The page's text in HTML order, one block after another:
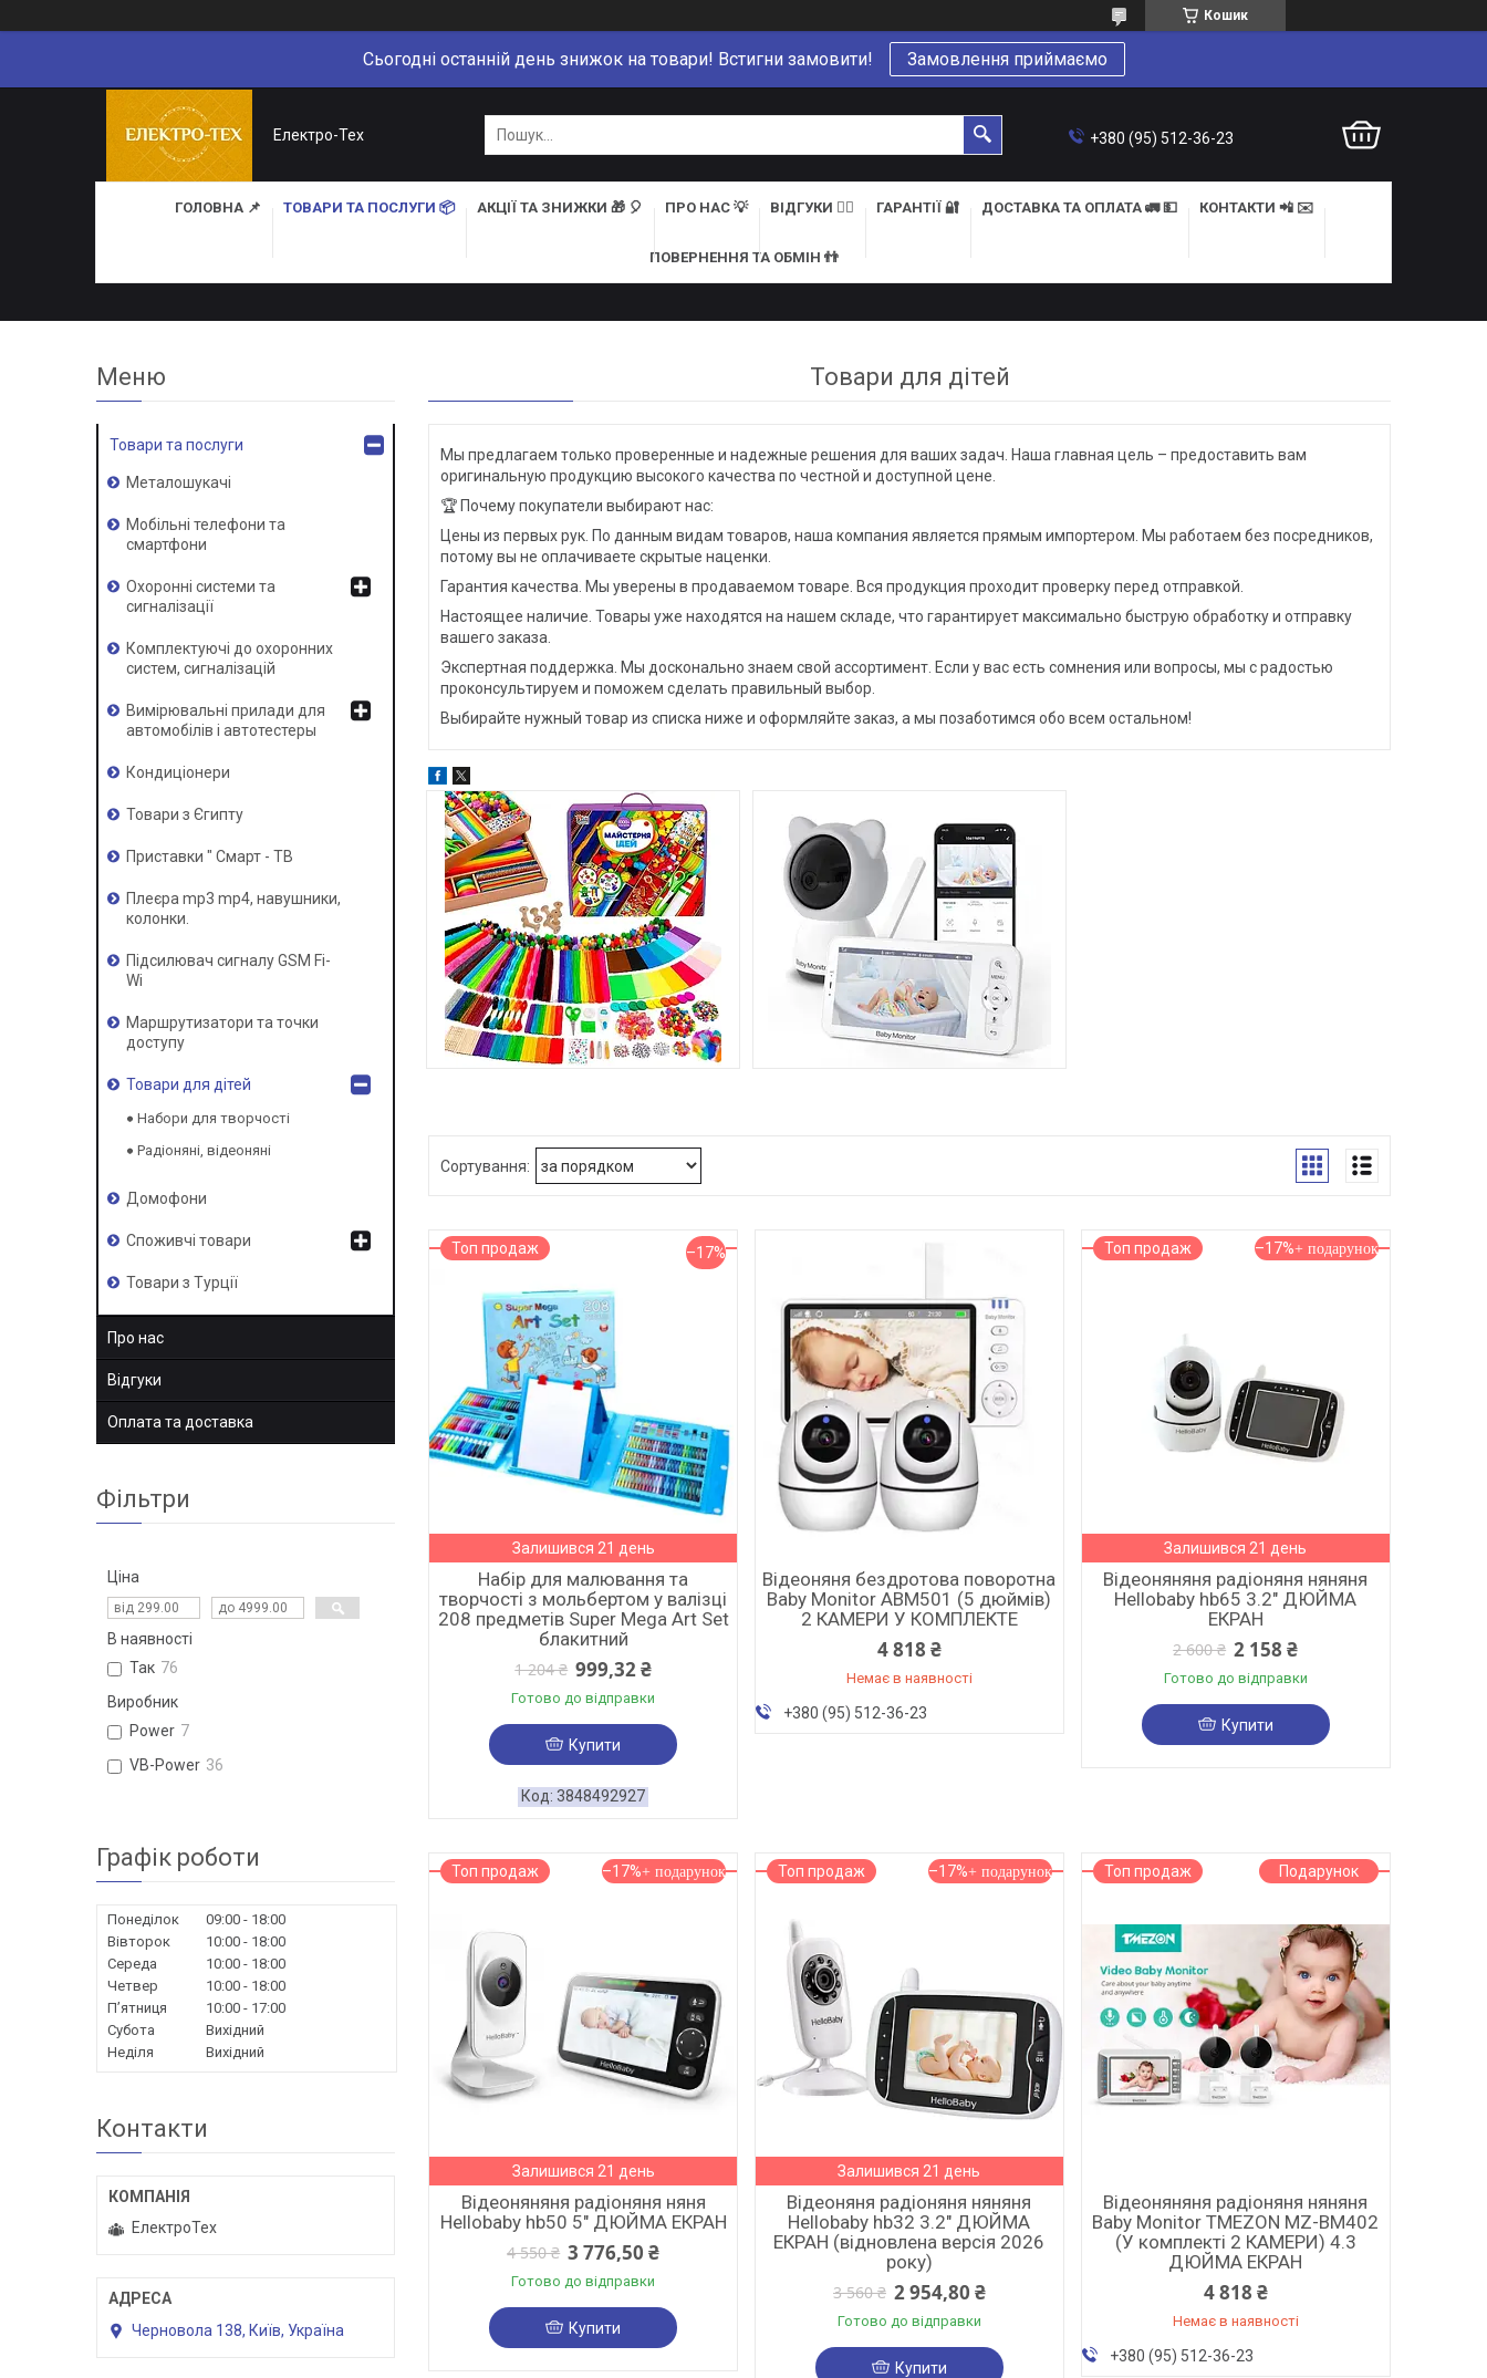
Кошик
Сьогодні останній день знижок на товари! Встигни замовити! Замовлення приймаємо
Електро-Тех +380 (95) 512-36-23
ГОЛОВНА 📌 ТОВАРИ ТА ПОСЛУГИ 📦 АКЦІЇ ТА ЗНИЖКИ 🎁 🎈 ПРО НАС 💡 ВІДГУКИ 👍🏻 ГАРАНТІЇ 🔐 ДОСТАВКА ТА ОПЛАТА 🚛 💵 КОНТАКТИ 📲 ✉️
ПОВЕРНЕННЯ ТА ОБМІН 👬
Товари для дітей
Мы предлагаем только проверенные и надежные решения для ваших задач. Наша главная цель – предоставить вам
оригинальную продукцию высокого качества по честной и доступной цене.
🏆 Почему покупатели выбирают нас:
Цены из первых рук. По данным видам товаров, наша компания является прямым импортером. Мы работаем без посредников,
потому вы не оплачиваете скрытые наценки.
Гарантия качества. Мы уверены в продаваемом товаре. Вся продукция проходит проверку перед отправкой.
Настоящее наличие. Товары уже находятся на нашем складе, что гарантирует максимально быструю обработку и отправку
вашего заказа.
Экспертная поддержка. Мы досконально знаем свой ассортимент. Если у вас есть сомнения или вопросы, мы с радостью
проконсультируем и поможем сделать правильный выбор.
Выбирайте нужный товар из списка ниже и оформляйте заказ, а мы позаботимся обо всем остальном!
Топ продаж –17%
Залишився 21 день
Набір для малювання та
творчості з мольбертом у валізці
208 предметів Super Mega Art Set
блакитний
1 204 ₴ 999,32 ₴
Готово до відправки
Купити
3848492927
Відеоняня бездротова поворотна
Baby Monitor ABM501 (5 дюймів)
2 КАМЕРИ У КОМПЛЕКТЕ
4 818 ₴
Немає в наявності
+380 (95) 512-36-23
Топ продаж –17%
Залишився 21 день
Відеоняняня радіоняня няняня
Hellobaby hb65 3.2" ДЮЙМА
ЕКРАН
2 600 ₴ 2 158 ₴
Готово до відправки
Купити
Топ продаж –17%
Залишився 21 день
Відеоняняня радіоняня няня
Hellobaby hb50 5" ДЮЙМА ЕКРАН
4 550 ₴ 3 776,50 ₴
Готово до відправки
Купити
Топ продаж –17%
Залишився 21 день
Відеоняня радіоняня няняня
Hellobaby hb32 3.2" ДЮЙМА
ЕКРАН (відновлена версія 2026
року)
3 560 ₴ 2 954,80 ₴
Готово до відправки
Купити
Топ продаж Подарунок
Відеоняняня радіоняня няняня
Baby Monitor TMEZON MZ-BM402
(У комплекті 2 КАМЕРИ) 4.3
ДЮЙМА ЕКРАН
4 818 ₴
Немає в наявності
+380 (95) 512-36-23
Товари та послуги
Металошукачі
Мобільні телефони та
смартфони
Охоронні системи та
сигналізації
Комплектуючі до охоронних
систем, сигналізацій
Вимірювальні прилади для
автомобілів і автотестеры
Кондиціонери
Товари з Єгипту
Приставки " Смарт - ТВ
Плеєра mp3 mp4, навушники,
колонки.
Підсилювач сигналу GSM Fi-
Wi
Маршрутизатори та точки
доступу
Товари для дітей
Набори для творчості
Радіоняні, відеоняні
Домофони
Споживчі товари
Товари з Турції
Про нас
Відгуки
Оплата та доставка
Фільтри
Ціна
В наявності
Так 76
Виробник
Power 7
VB-Power 36
Графік роботи
Понеділок 09:00
18:00
Вівторок
10:00
18:00
Середа
10:00
18:00
Четвер
10:00
18:00
Пʼятниця
10:00
17:00
Субота
Вихідний
Неділя
Вихідний
Контакти
ЕлектроТех
Черновола 138, Київ, Україна